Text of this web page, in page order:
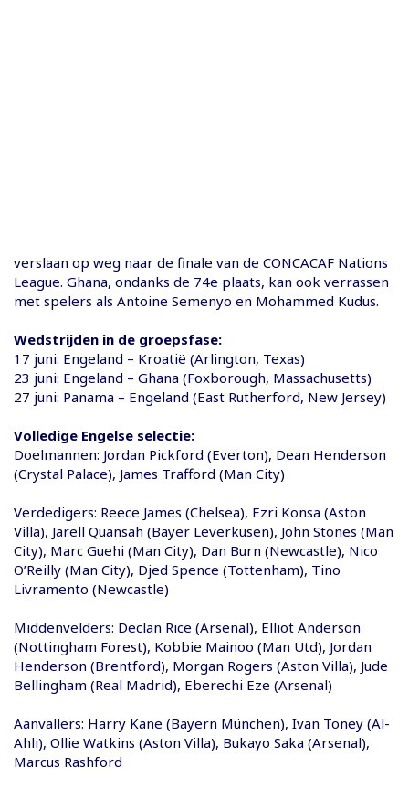
verslaan op weg naar de finale van de CONCACAF Nations
League. Ghana, ondanks de 74e plaats, kan ook verrassen
met spelers als Antoine Semenyo en Mohammed Kudus.
Wedstrijden in de groepsfase:
17 juni: Engeland – Kroatië (Arlington, Texas)
23 juni: Engeland – Ghana (Foxborough, Massachusetts)
27 juni: Panama – Engeland (East Rutherford, New Jersey)
Volledige Engelse selectie:
Doelmannen: Jordan Pickford (Everton), Dean Henderson
(Crystal Palace), James Trafford (Man City)
Verdedigers: Reece James (Chelsea), Ezri Konsa (Aston
Villa), Jarell Quansah (Bayer Leverkusen), John Stones (Man
City), Marc Guehi (Man City), Dan Burn (Newcastle), Nico
O’Reilly (Man City), Djed Spence (Tottenham), Tino
Livramento (Newcastle)
Middenvelders: Declan Rice (Arsenal), Elliot Anderson
(Nottingham Forest), Kobbie Mainoo (Man Utd), Jordan
Henderson (Brentford), Morgan Rogers (Aston Villa), Jude
Bellingham (Real Madrid), Eberechi Eze (Arsenal)
Aanvallers: Harry Kane (Bayern München), Ivan Toney (Al-
Ahli), Ollie Watkins (Aston Villa), Bukayo Saka (Arsenal),
Marcus Rashford